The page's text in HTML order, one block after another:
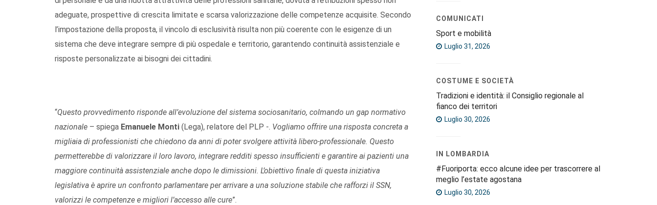
adeguate, prospettive di crescita limitate e scarsa valorizzazione delle competenze acquisite. Secondo
l’impostazione della proposta, il vincolo di esclusività risulta non più coerente con le esigenze di un
sistema che deve integrare sempre di più ospedale e territorio, garantendo continuità assistenziale e
risposte personalizzate ai bisogni dei cittadini.
“Questo provvedimento risponde all’evoluzione del sistema sociosanitario, colmando un gap normativo
nazionale – spiega Emanuele Monti (Lega), relatore del PLP -. Vogliamo offrire una risposta concreta a
migliaia di professionisti che chiedono da anni di poter svolgere attività libero-professionale. Questo
permetterebbe di valorizzare il loro lavoro, integrare redditi spesso insufficienti e garantire ai pazienti una
maggiore continuità assistenziale anche dopo le dimissioni. L’obiettivo finale di questa iniziativa
legislativa è aprire un confronto parlamentare per arrivare a una soluzione stabile che rafforzi il SSN,
valorizzi le competenze e migliori l’accesso alle cure”.
COMUNICATI
Sport e mobilità
Luglio 31, 2026
COSTUME E SOCIETÀ
Tradizioni e identità: il Consiglio regionale al
fianco dei territori
Luglio 30, 2026
IN LOMBARDIA
#Fuoriporta: ecco alcune idee per trascorrere al
meglio l’estate agostana
Luglio 30, 2026